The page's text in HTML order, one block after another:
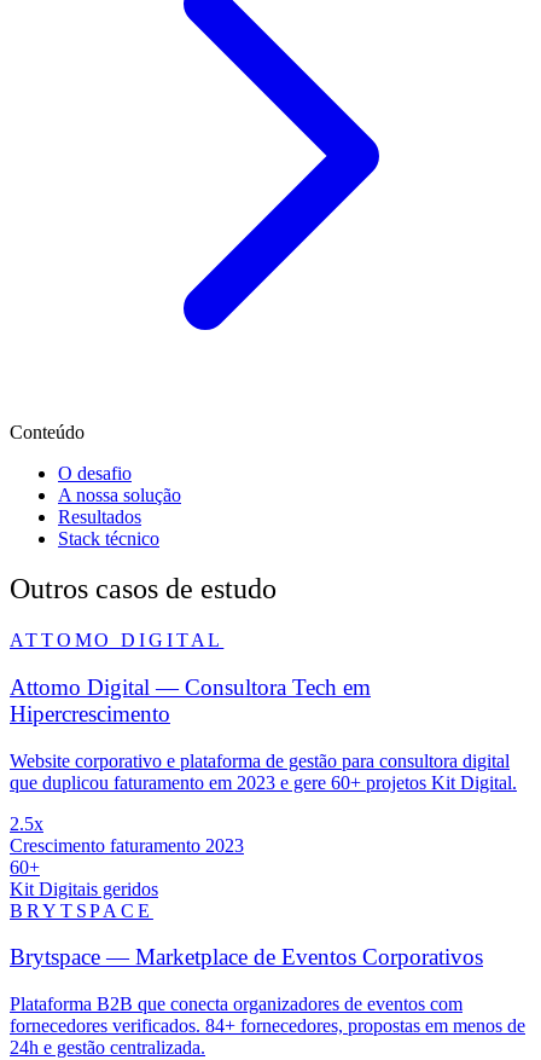
Conteúdo
O desafio
A nossa solução
Resultados
Stack técnico
Outros casos de estudo
ATTOMO DIGITAL
Attomo Digital — Consultora Tech em
Hipercrescimento
Website corporativo e plataforma de gestão para consultora digital
que duplicou faturamento em 2023 e gere 60+ projetos Kit Digital.
2.5x
Crescimento faturamento 2023
60+
Kit Digitais geridos
BRYTSPACE
Brytspace — Marketplace de Eventos Corporativos
Plataforma B2B que conecta organizadores de eventos com
fornecedores verificados. 84+ fornecedores, propostas em menos de
24h e gestão centralizada.